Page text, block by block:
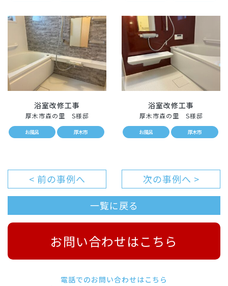
浴室改修工事
厚木市森の里 S様邸
お風呂 厚木市
浴室改修工事
厚木市森の里 S様邸
お風呂 厚木市
< 前の事例へ
次の事例へ >
一覧に戻る
お問い合わせはこちら
電話でのお問い合わせはこちら